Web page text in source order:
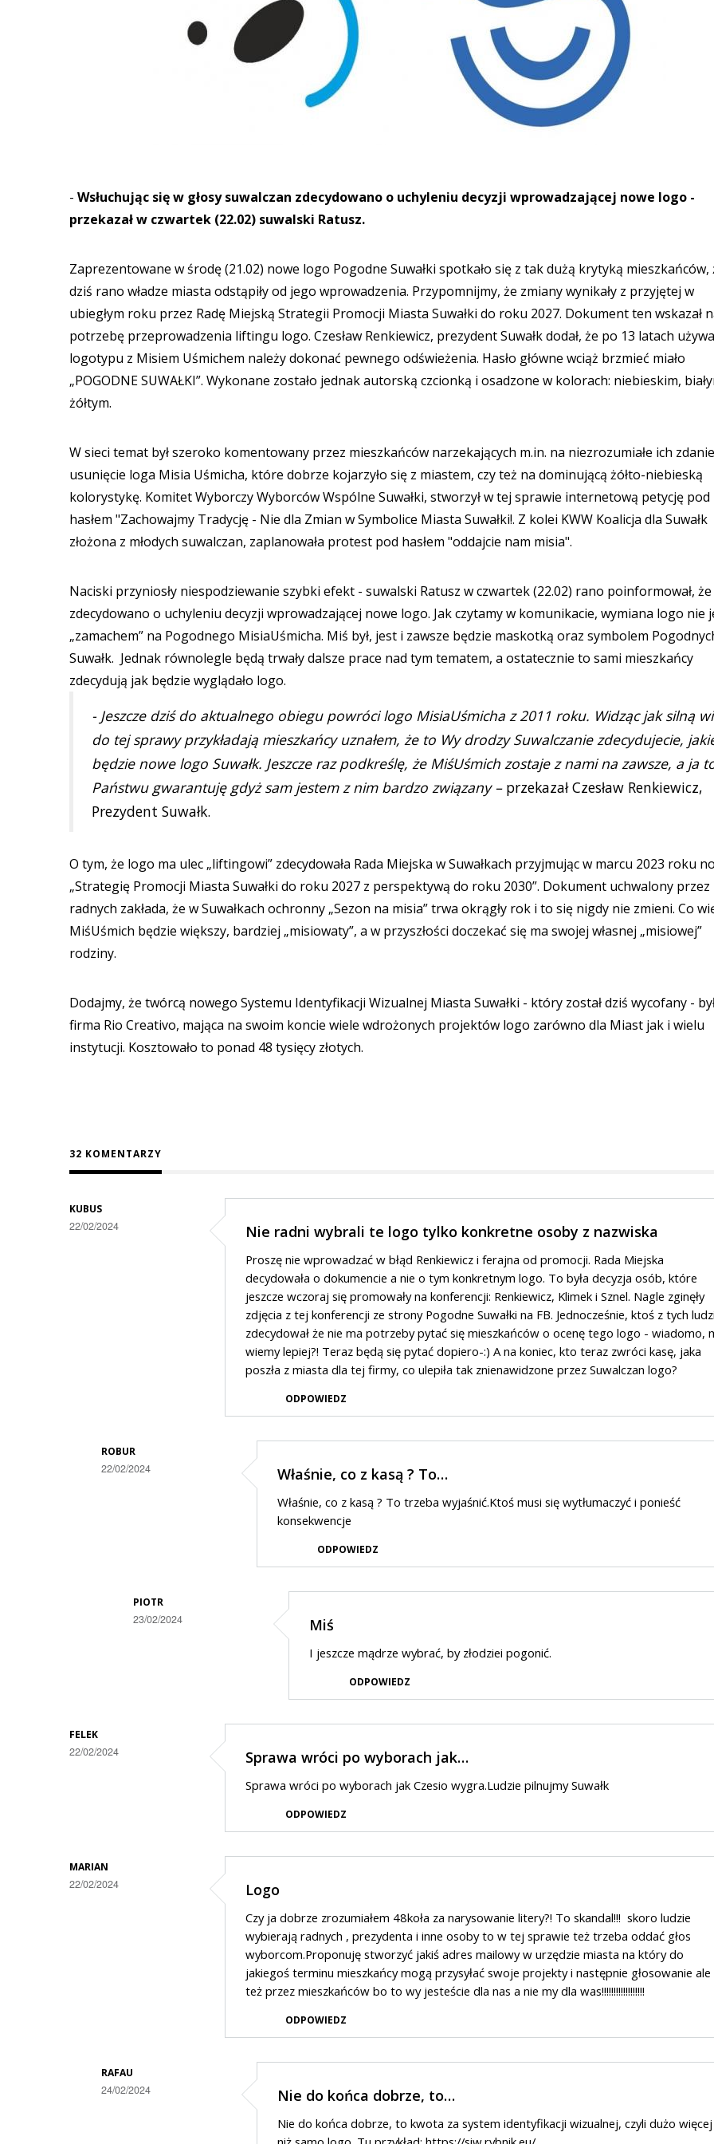
- Wsłuchując się w głosy suwalczan zdecydowano o uchyleniu decyzji wprowadzającej nowe logo -
przekazał w czwartek (22.02) suwalski Ratusz.
Zaprezentowane w środę (21.02) nowe logo Pogodne Suwałki spotkało się z tak dużą krytyką mieszkańców,
dziś rano władze miasta odstąpiły od jego wprowadzenia. Przypomnijmy, że zmiany wynikały z przyjętej w
ubiegłym roku przez Radę Miejską Strategii Promocji Miasta Suwałki do roku 2027. Dokument ten wskazał
potrzebę przeprowadzenia liftingu logo. Czesław Renkiewicz, prezydent Suwałk dodał, że po 13 latach
logotypu z Misiem Uśmichem należy dokonać pewnego odświeżenia. Hasło główne wciąż brzmieć miało
„POGODNE SUWAŁKI”. Wykonane zostało jednak autorską czcionką i osadzone w kolorach: niebieskim,
żółtym.
W sieci temat był szeroko komentowany przez mieszkańców narzekających m.in. na niezrozumiałe ich
usunięcie loga Misia Uśmicha, które dobrze kojarzyło się z miastem, czy też na dominującą żółto-niebieską
kolorystykę. Komitet Wyborczy Wyborców Wspólne Suwałki, stworzył w tej sprawie internetową petycję pod
hasłem "Zachowajmy Tradycję - Nie dla Zmian w Symbolice Miasta Suwałki!. Z kolei KWW Koalicja dla Suwałk
złożona z młodych suwalczan, zaplanowała protest pod hasłem "oddajcie nam misia".
Naciski przyniosły niespodziewanie szybki efekt - suwalski Ratusz w czwartek (22.02) rano poinformował, że
zdecydowano o uchyleniu decyzji wprowadzającej nowe logo. Jak czytamy w komunikacie, wymiana logo nie
„zamachem” na Pogodnego MisiaUśmicha. Miś był, jest i zawsze będzie maskotką oraz symbolem
Suwałk. Jednak równolegle będą trwały dalsze prace nad tym tematem, a ostatecznie to sami mieszkańcy
zdecydują jak będzie wyglądało logo.
- Jeszcze dziś do aktualnego obiegu powróci logo MisiaUśmicha z 2011 roku. Widząc jak silną
do tej sprawy przykładają mieszkańcy uznałem, że to Wy drodzy Suwalczanie zdecydujecie,
będzie nowe logo Suwałk. Jeszcze raz podkreślę, że MiśUśmich zostaje z nami na zawsze, a ja
Państwu gwarantuję gdyż sam jestem z nim bardzo związany –przekazał Czesław Renkiewicz,
Prezydent Suwałk.
O tym, że logo ma ulec „liftingowi” zdecydowała Rada Miejska w Suwałkach przyjmując w marcu 2023 roku
„Strategię Promocji Miasta Suwałki do roku 2027 z perspektywą do roku 2030”. Dokument uchwalony przez
radnych zakłada, że w Suwałkach ochronny „Sezon na misia” trwa okrągły rok i to się nigdy nie zmieni. Co
MiśUśmich będzie większy, bardziej „misiowaty”, a w przyszłości doczekać się ma swojej własnej „misiowej”
rodziny.
Dodajmy, że twórcą nowego Systemu Identyfikacji Wizualnej Miasta Suwałki - który został dziś wycofany -
firma Rio Creativo, mająca na swoim koncie wiele wdrożonych projektów logo zarówno dla Miast jak i wielu
instytucji. Kosztowało to ponad 48 tysięcy złotych.
32 KOMENTARZY
KUBUS
22/02/2024 Nie radni wybrali te logo tylko konkretne osoby z nazwiska
Proszę nie wprowadzać w błąd Renkiewicz i ferajna od promocji. Rada Miejska
decydowała o dokumencie a nie o tym konkretnym logo. To była decyzja osób, które
jeszcze wczoraj się promowały na konferencji: Renkiewicz, Klimek i Sznel. Nagle zginęły
zdjęcia z tej konferencji ze strony Pogodne Suwałki na FB. Jednocześnie, ktoś z tych
zdecydował że nie ma potrzeby pytać się mieszkańców o ocenę tego logo - wiadomo,
wiemy lepiej?! Teraz będą się pytać dopiero-:) A na koniec, kto teraz zwróci kasę, jaka
poszła z miasta dla tej firmy, co ulepiła tak znienawidzone przez Suwalczan logo?
ODPOWIEDZ
ROBUR
22/02/2024
tylko
Właśnie, co z kasą ? To…
Właśnie, co z kasą ? To trzeba wyjaśnić.Ktoś musi się wytłumaczyć i ponieść
konsekwencje
ODPOWIEDZ
PIOTR
23/02/2024 Miś
I jeszcze mądrze wybrać, by złodziei pogonić.
ODPOWIEDZ
FELEK
22/02/2024 Sprawa wróci po wyborach jak…
Sprawa wróci po wyborach jak Czesio wygra.Ludzie pilnujmy Suwałk
ODPOWIEDZ
MARIAN
22/02/2024 Logo
Czy ja dobrze zrozumiałem 48koła za narysowanie litery?! To skandal!!! skoro ludzie
wybierają radnych , prezydenta i inne osoby to w tej sprawie też trzeba oddać głos
wyborcom.Proponuję stworzyć jakiś adres mailowy w urzędzie miasta na który do
jakiegoś terminu mieszkańcy mogą przysyłać swoje projekty i następnie głosowanie ale
też przez mieszkańców bo to wy jesteście dla nas a nie my dla was!!!!!!!!!!!!!!!!!!
ODPOWIEDZ
RAFAU
24/02/2024 Nie do końca dobrze, to…
Nie do końca dobrze, to kwota za system identyfikacji wizualnej, czyli dużo więcej